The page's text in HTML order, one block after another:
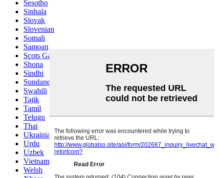
Sesotho
Sinhala
Slovak
Slovenian
Somali
Samoan
Scots Gaelic
Shona
Sindhi
Sundanese
Swahili
Tajik
Tamil
Telugu
Thai
Ukrainian
Urdu
Uzbek
Vietnamese
Welsh